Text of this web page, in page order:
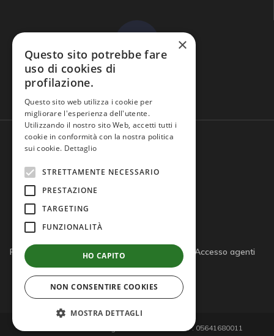
Domande frequenti
Privacy policy Cookie policy Note legali
Accesso agenti
© 2026 Giemme di D'Agostino S.r.l. - P.IVA/C.F. 05641680011
×
Questo sito potrebbe fare
uso di cookies di
profilazione.
Questo sito web utilizza i cookie per
migliorare l'esperienza dell'utente.
Utilizzando il nostro sito Web, accetti tutti i
cookie in conformità con la nostra politica
sui cookie. Dettaglio
STRETTAMENTE NECESSARIO
PRESTAZIONE
TARGETING
FUNZIONALITÀ
HO CAPITO
NON CONSENTIRE COOKIES
MOSTRA DETTAGLI